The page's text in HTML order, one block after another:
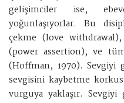
gelişimciler ise,
yoğunlaşıyorlar. Bu
çekme (love
(power assertion), ve
(Hoffman, 1970). Sevgiyi
sevgisini kaybetme
vurguya yaklaşır.